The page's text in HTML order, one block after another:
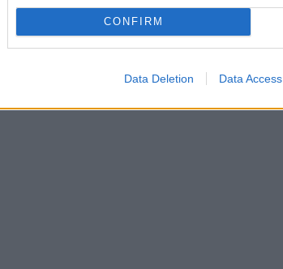
CONFIRM
Data Deletion Data Access